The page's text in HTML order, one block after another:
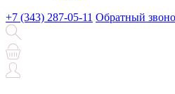
+7 (343) 287-05-11 Обратный